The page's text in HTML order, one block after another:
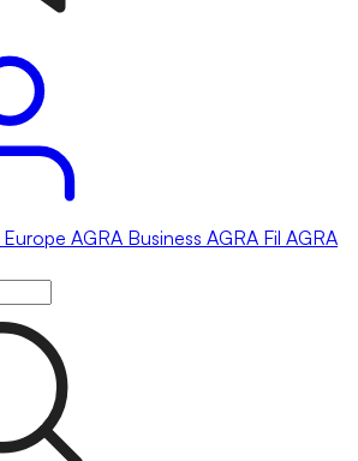
Europe AGRA Business AGRA Fil AGRA